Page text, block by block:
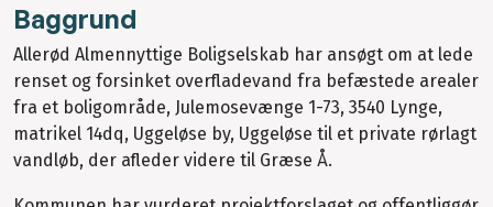
Baggrund
Allerød Almennyttige Boligselskab har ansøgt om at lede
renset og forsinket overfladevand fra befæstede arealer
fra et boligområde, Julemosevænge 1-73, 3540 Lynge,
matrikel 14dq, Uggeløse by, Uggeløse til et private rørlagt
vandløb, der afleder videre til Græse Å.